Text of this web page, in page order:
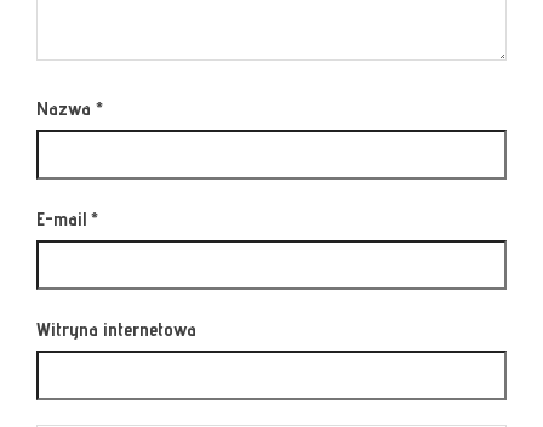
Nazwa *
E-mail *
Witryna internetowa